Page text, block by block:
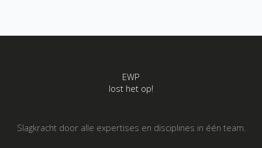
EWP
lost het op!
Slagkracht door alle expertises en disciplines in één team.